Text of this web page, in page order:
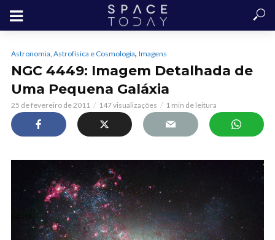
Astronomia, Astrofísica e Cosmologia, Imagens
NGC 4449: Imagem Detalhada de
Uma Pequena Galáxia
25 de fevereiro de 2011 147 visualizações 1 min de leitura